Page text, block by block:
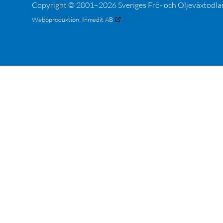
Copyright © 2001–2026 Sveriges Frö- och
Webbproduktion: Inmedit AB